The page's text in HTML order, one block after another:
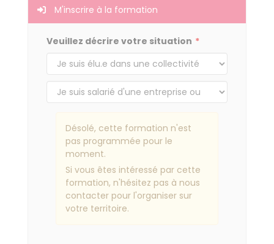
M'inscrire à la formation
Veuillez décrire votre situation
Désolé, cette formation n'est
pas programmée pour le
moment.
Si vous êtes intéressé par cette
formation, n'hésitez pas à nous
contacter pour l'organiser sur
votre territoire.